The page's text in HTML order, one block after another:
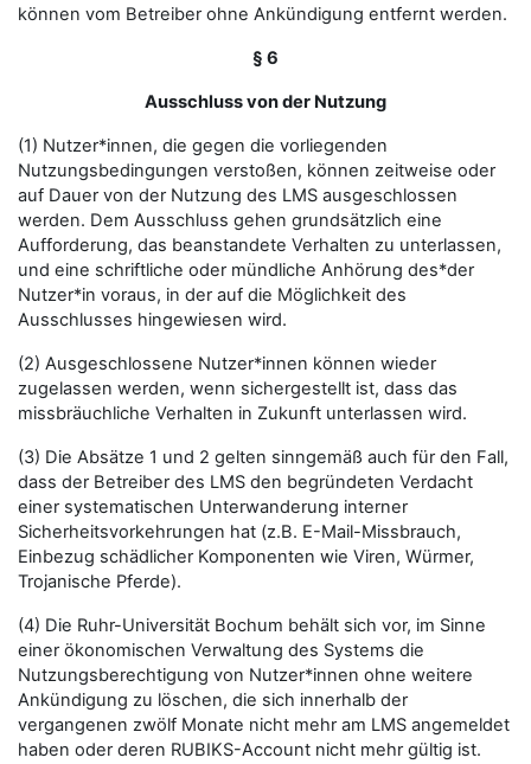
können vom Betreiber ohne Ankündigung entfernt werden.
§ 6
Ausschluss von der Nutzung
(1) Nutzer*innen, die gegen die vorliegenden
Nutzungsbedingungen verstoßen, können zeitweise oder
auf Dauer von der Nutzung des LMS ausgeschlossen
werden. Dem Ausschluss gehen grundsätzlich eine
Aufforderung, das beanstandete Verhalten zu unterlassen,
und eine schriftliche oder mündliche Anhörung des*der
Nutzer*in voraus, in der auf die Möglichkeit des
Ausschlusses hingewiesen wird.
(2) Ausgeschlossene Nutzer*innen können wieder
zugelassen werden, wenn sichergestellt ist, dass das
missbräuchliche Verhalten in Zukunft unterlassen wird.
(3) Die Absätze 1 und 2 gelten sinngemäß auch für den Fall,
dass der Betreiber des LMS den begründeten Verdacht
einer systematischen Unterwanderung interner
Sicherheitsvorkehrungen hat (z.B. E-Mail-Missbrauch,
Einbezug schädlicher Komponenten wie Viren, Würmer,
Trojanische Pferde).
(4) Die Ruhr-Universität Bochum behält sich vor, im Sinne
einer ökonomischen Verwaltung des Systems die
Nutzungsberechtigung von Nutzer*innen ohne weitere
Ankündigung zu löschen, die sich innerhalb der
vergangenen zwölf Monate nicht mehr am LMS angemeldet
haben oder deren RUBIKS-Account nicht mehr gültig ist.